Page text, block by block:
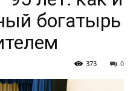
богатырь
0
373